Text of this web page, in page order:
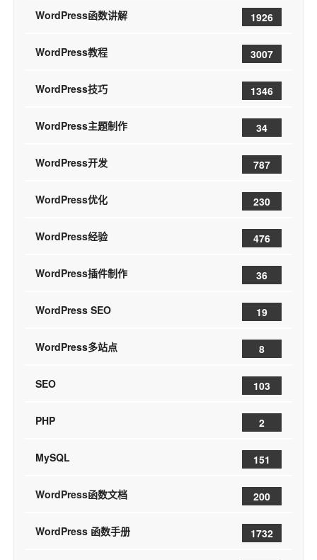
WordPress函数讲解 1926
WordPress教程 3007
WordPress技巧 1346
WordPress主题制作 34
WordPress开发 787
WordPress优化 230
WordPress经验 476
WordPress插件制作 36
WordPress SEO 19
WordPress多站点 8
SEO 103
PHP 2
MySQL 151
WordPress函数文档 200
WordPress 函数手册 1732